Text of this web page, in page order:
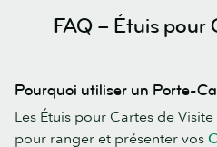
FAQ – Étuis pour
Pourquoi utiliser un Porte-
Les Étuis pour Cartes de Visite
pour ranger et présenter vos